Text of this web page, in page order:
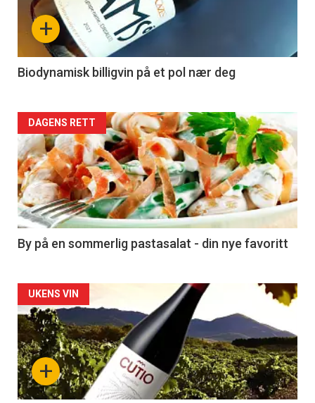
nå
4
+
Biodynamisk billigvin på et pol nær deg
Forsiden
akkurat
nå
-
5
DAGENS RETT
By på en sommerlig pastasalat - din nye favoritt
Forsiden
akkurat
nå
-
+
UKENS VIN